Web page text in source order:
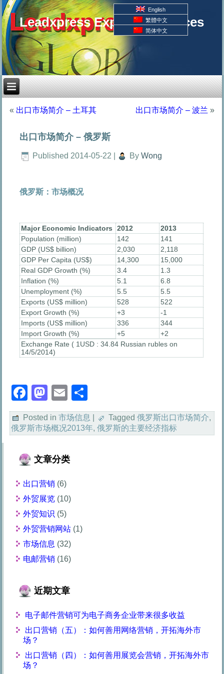
Leadxpress Export Resources
English
繁體中文
简体中文
« 出口市场简介 – 土耳其 出口市场简介 – 波兰 »
出口市场简介 – 俄罗斯
Published 2014-05-22 By Wong
俄罗斯：市场概况
Major Economic Indicators 2012
2013
Population (million)
142
141
GDP (US$ billion)
2,030
2,118
GDP Per Capita (US$)
14,300
15,000
Real GDP Growth (%)
3.4
1.3
Inflation (%)
5.1
6.8
Unemployment (%)
5.5
5.5
Exports (US$ million)
528
522
Export Growth (%)
+3
-1
Imports (US$ million)
336
344
Import Growth (%)
+5
+2
Exchange Rate ( 1USD : 34.84 Russian rubles on
14/5/2014)
Facebook
Mastodon
Email
享
Posted in 市场信息 Tagged 俄罗斯出口市场简介,
俄罗斯市场概况2013年,俄罗斯的主要经济指标
文章分类
出口营销 (6)
外贸展览 (10)
外贸知识 (5)
外贸营销网站 (1)
市场信息 (32)
电邮营销 (16)
近期文章
电子邮件营销可为电子商务企业带来很多收益
出口营销（五）：如何善用网络营销，开拓海外市
场？
出口营销（四）：如何善用展览会营销，开拓海外市
场？